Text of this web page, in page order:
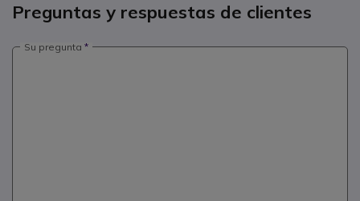
Preguntas y respuestas de clientes
Su pregunta